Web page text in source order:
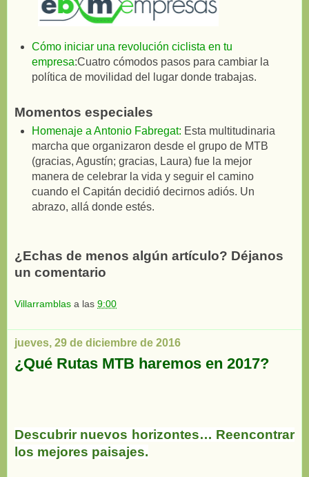
Cómo iniciar una revolución ciclista en tu
empresa:Cuatro cómodos pasos para cambiar la
política de movilidad del lugar donde trabajas.
Momentos especiales
Homenaje a Antonio Fabregat: Esta multitudinaria
marcha que organizaron desde el grupo de MTB
(gracias, Agustín; gracias, Laura) fue la mejor
manera de celebrar la vida y seguir el camino
cuando el Capitán decidió decirnos adiós. Un
abrazo, allá donde estés.
¿Echas de menos algún artículo? Déjanos
un comentario
Villarramblas a las 9:00
jueves, 29 de diciembre de 2016
¿Qué Rutas MTB haremos en 2017?
Descubrir nuevos horizontes… Reencontrar
los mejores paisajes.